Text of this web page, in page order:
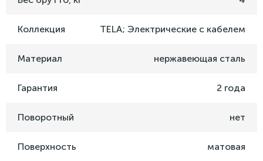
Коллекция TELA; Электрические с кабелем
Материал нержавеющая сталь
Гарантия 2 года
Поворотный нет
Поверхность матовая